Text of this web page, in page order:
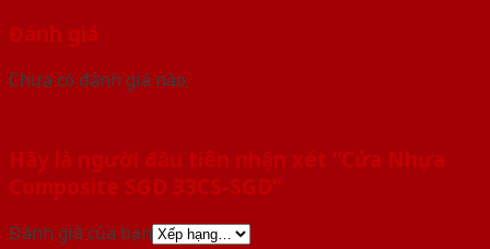
Đánh giá
Chưa có đánh giá nào.
Hãy là người đầu tiên nhận xét “Cửa Nhựa
Composite SGD 33CS-SGD”
Đánh giá của bạn